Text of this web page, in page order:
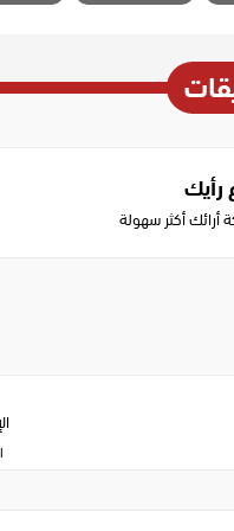
أرائك أكثر سهولة